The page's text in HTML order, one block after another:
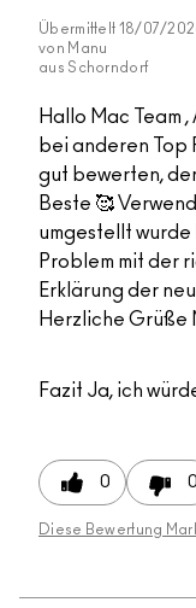
Übermittelt 18/07/
von Manu
aus Schorndorf
Hallo Mac Team
bei anderen Top
gut bewerten,
Beste 🥰
umgestellt
Problem mit der
Erklärung der
Herzliche Grüße
Fazit Ja, ich
0 0
Diese Bewertung